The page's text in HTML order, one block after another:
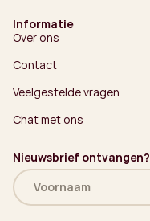
Informatie
Over ons
Contact
Veelgestelde vragen
Chat met ons
Nieuwsbrief ontvangen?
Naam
(Vereist)